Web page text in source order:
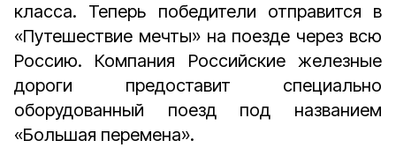
класса. Теперь победители отправится в
«Путешествие мечты» на поезде через всю
Россию. Компания Российские железные
дороги предоставит специально
оборудованный поезд под названием
«Большая перемена».